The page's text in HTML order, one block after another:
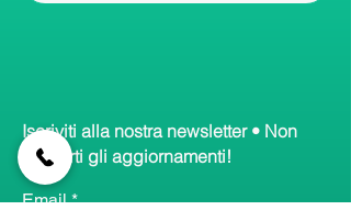
Iscriviti alla nostra newsletter • Non
perderti gli aggiornamenti!
Email